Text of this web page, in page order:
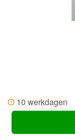
10 werkdagen